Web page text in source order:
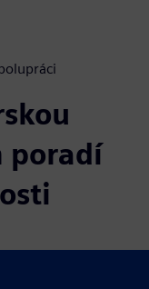
poradí
společnosti